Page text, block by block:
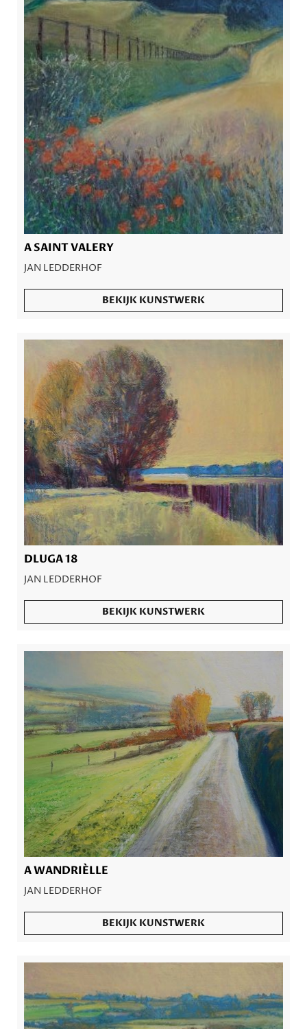
A SAINT VALERY
JAN LEDDERHOF
BEKIJK KUNSTWERK
DLUGA 18
JAN LEDDERHOF
BEKIJK KUNSTWERK
A WANDRIÈLLE
JAN LEDDERHOF
BEKIJK KUNSTWERK